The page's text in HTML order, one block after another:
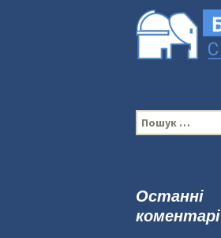
П
о
:Останні
коментарі